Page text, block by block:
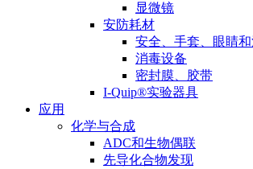
显微镜
安防耗材
安全、手套、眼睛
消毒设备
密封膜、胶带
I-Quip®️实验器具
应用
化学与合成
ADC和生物偶联
先导化合物发现